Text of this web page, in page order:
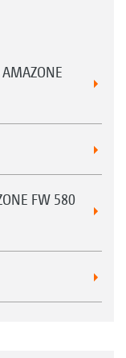
FW 580